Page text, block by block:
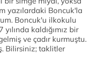
yazılardaki Boncuk'la
Boncuk'u ilkokulu
kaldığımız bir
ve çadır kurmuştu.
Bilirsiniz; taklitler